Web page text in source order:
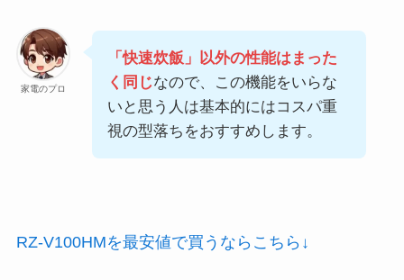
家電のプロ
「快速炊飯」以外の性能はまった
く同じなので、この機能をいらな
いと思う人は基本的にはコスパ重
視の型落ちをおすすめします。
RZ-V100HMを最安値で買うならこちら↓